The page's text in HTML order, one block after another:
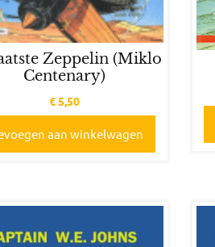
Zeppelin (Miklo
Centenary)
€5,50
aan winkelwagen